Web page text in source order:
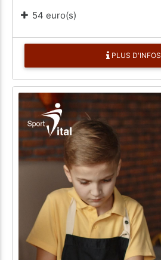
54 euro(s)
PLUS D'INFOS